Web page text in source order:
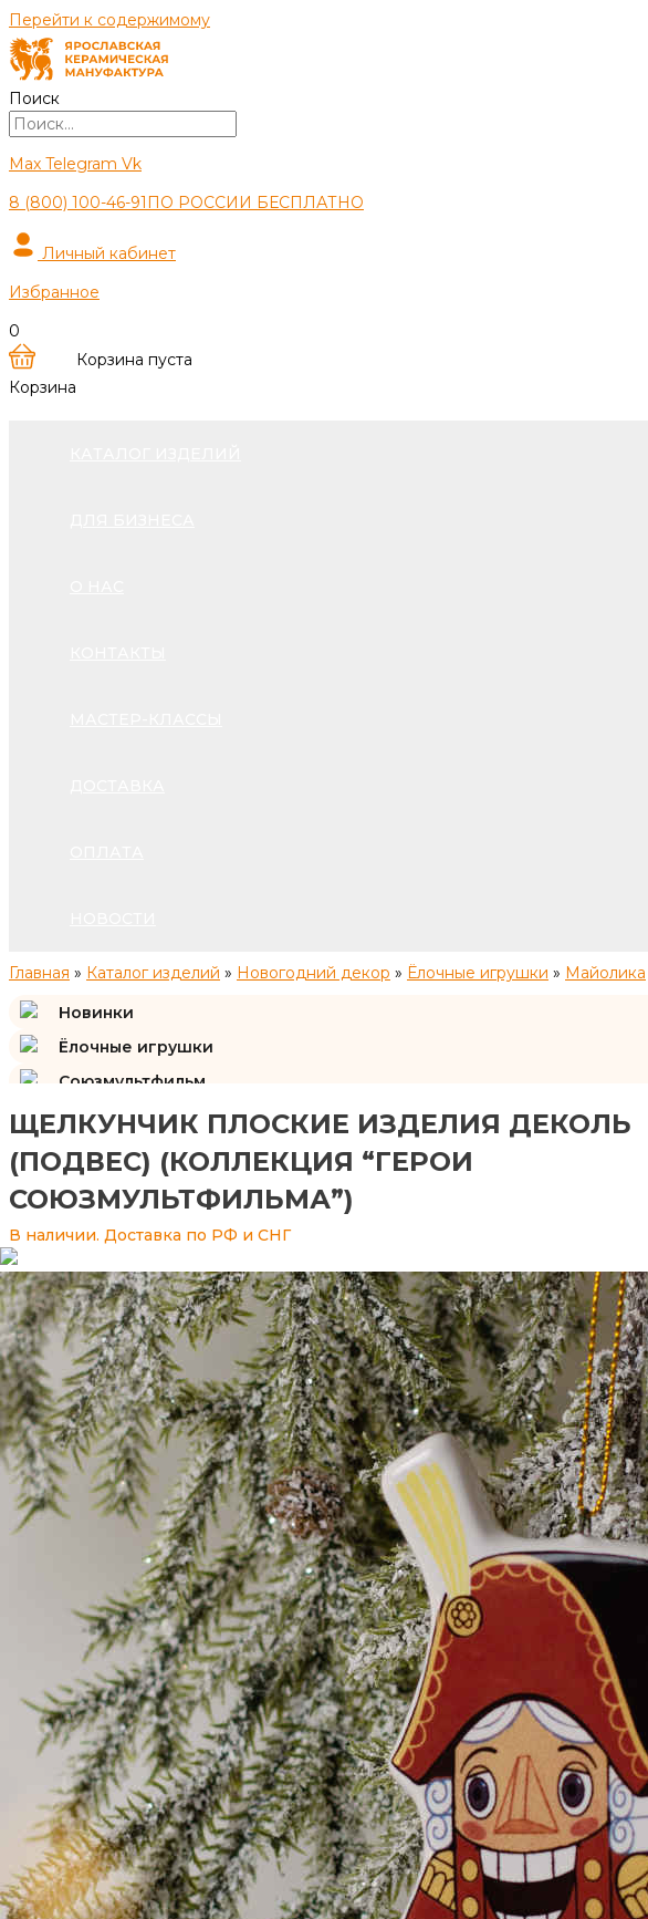
Перейти к содержимому
Поиск
Max Telegram Vk
8 (800) 100-46-91ПО РОССИИ БЕСПЛАТНО
Личный кабинет
Избранное
0
Корзина
Корзина пуста
Главная » Каталог изделий » Новогодний декор » Ёлочные игрушки » Майолика
Новинки
Ёлочные игрушки
Союзмультфильм
Подарки и сувениры
Изразцы
ЩЕЛКУНЧИК ПЛОСКИЕ ИЗДЕЛИЯ ДЕКОЛЬ
(ПОДВЕС) (КОЛЛЕКЦИЯ “ГЕРОИ
СОЮЗМУЛЬТФИЛЬМА”)
В наличии. Доставка по РФ и СНГ